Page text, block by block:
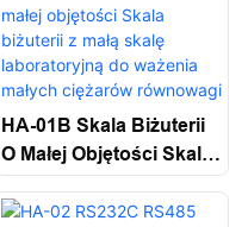
HA-01B Skala Biżuterii
O Małej Objętości Skala
Laboratoryjną Do